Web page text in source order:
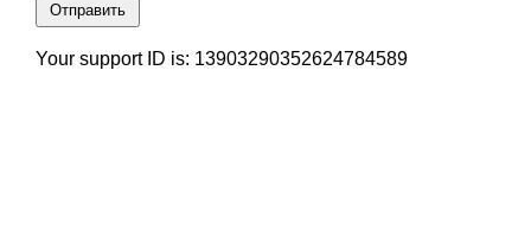
Отправить
Your support ID is: 13903290352624784589